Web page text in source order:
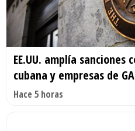
EE.UU. amplía
cubana y empresas de
Hace 5 horas